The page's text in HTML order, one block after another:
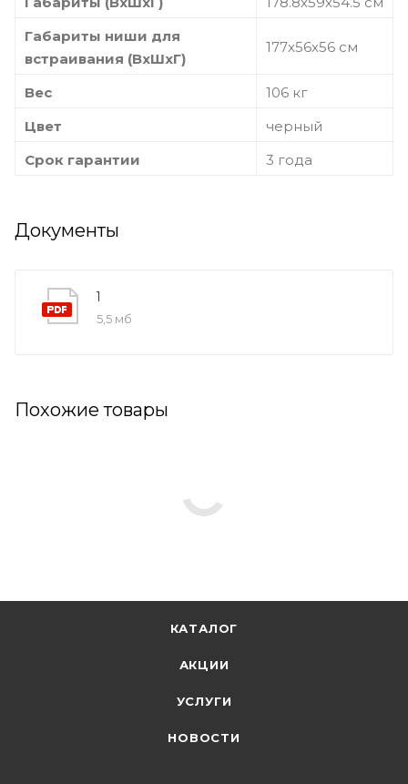
Габариты ниши для
встраивания (ВхШхГ)
177х56х56 см
Вес
106 кг
Цвет
черный
Срок гарантии
3 года
Документы
1
5,5 мб
Похожие товары
КАТАЛОГ
АКЦИИ
УСЛУГИ
НОВОСТИ